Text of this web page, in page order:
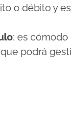
o débito y
: es
podrá